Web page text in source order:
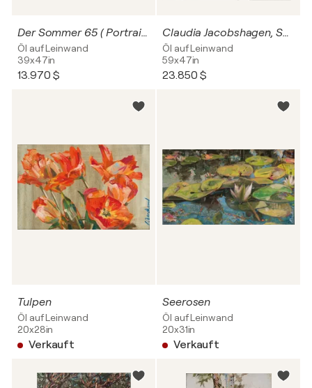
Der Sommer 65 ( Portrait des jungen Andreas Bader)
Öl auf Leinwand
39x47in
13.970 $
Claudia Jacobshagen, Schauspielerin
Öl auf Leinwand
59x47in
23.850 $
Tulpen
Öl auf Leinwand
20x28in
Verkauft
Seerosen
Öl auf Leinwand
20x31in
Verkauft